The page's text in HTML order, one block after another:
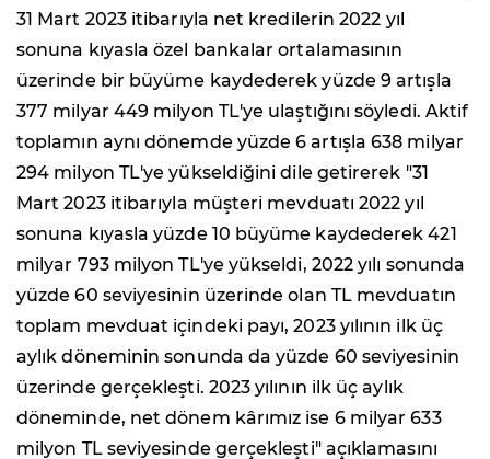
31 Mart 2023 itibarıyla net kredilerin 2022 yıl
sonuna kıyasla özel bankalar ortalamasının
üzerinde bir büyüme kaydederek yüzde 9 artışla
377 milyar 449 milyon TL'ye ulaştığını söyledi. Aktif
toplamın aynı dönemde yüzde 6 artışla 638 milyar
294 milyon TL'ye yükseldiğini dile getirerek "31
Mart 2023 itibarıyla müşteri mevduatı 2022 yıl
sonuna kıyasla yüzde 10 büyüme kaydederek 421
milyar 793 milyon TL'ye yükseldi, 2022 yılı sonunda
yüzde 60 seviyesinin üzerinde olan TL mevduatın
toplam mevduat içindeki payı, 2023 yılının ilk üç
aylık döneminin sonunda da yüzde 60 seviyesinin
üzerinde gerçekleşti. 2023 yılının ilk üç aylık
döneminde, net dönem kârımız ise 6 milyar 633
milyon TL seviyesinde gerçekleşti" açıklamasını